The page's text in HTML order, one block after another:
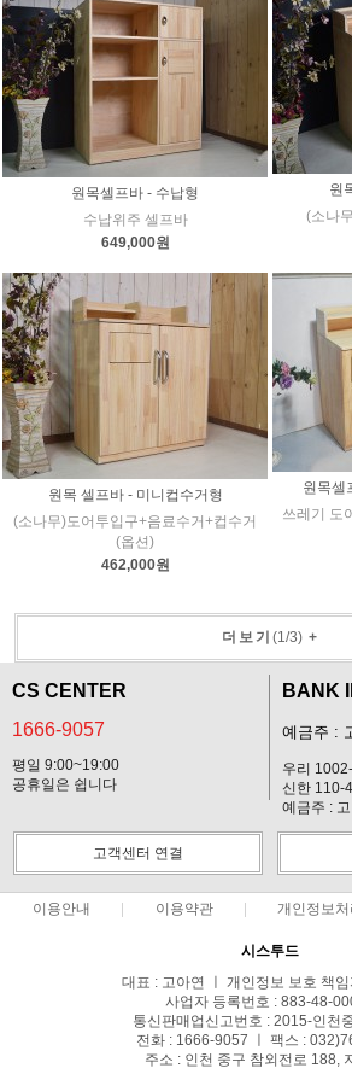
원목셀프바 - 수납형
수납위주 셀프바
649,000원
원
(소나
원목 셀프바 - 미니컵수거형
(소나무)도어투입구+음료수거+컵수거
(옵션)
462,000원
원목셀
쓰레기 도
더보기 (1/3)+
CS CENTER
1666-9057
평일 9:00~19:00
공휴일은 쉽니다
BANK
예금주 :
우리
신한 110-
예금주 :
고객센터 연결
이용안내 이용약관 개인정보처
시스투드
대표 : 고아연 ㅣ 개인정보 보호 책임
사업자 등록번호 : 883-48-
통신판매업신고번호 : 2015-인천
전화 : 1666-9057 ㅣ 팩스 :
주소 : 인천 중구 참외전로 188,